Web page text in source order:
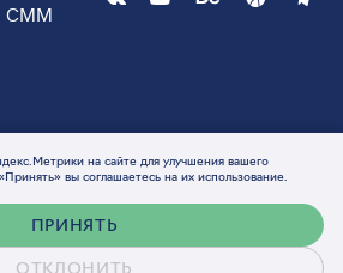
СММ
на сайте для улучшения вашего
вы соглашаетесь на их использование.
ПРИНЯТЬ
ОТКЛОНИТЬ